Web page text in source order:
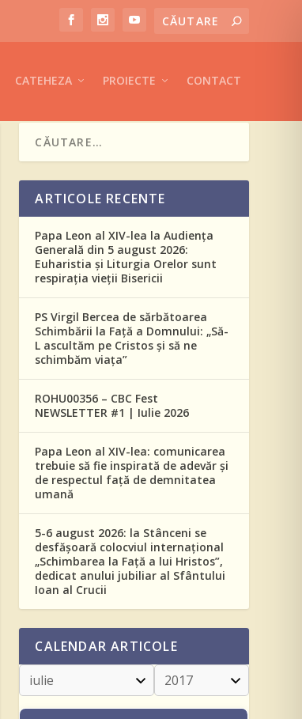
CATEHEZA PROIECTE CONTACT
ARTICOLE RECENTE
Papa Leon al XIV-lea la Audiența
Generală din 5 august 2026:
Euharistia și Liturgia Orelor sunt
respirația vieții Bisericii
PS Virgil Bercea de sărbătoarea
Schimbării la Față a Domnului: „Să-
L ascultăm pe Cristos și să ne
schimbăm viața”
ROHU00356 – CBC Fest
NEWSLETTER #1 | Iulie 2026
Papa Leon al XIV-lea: comunicarea
trebuie să fie inspirată de adevăr și
de respectul față de demnitatea
umană
5-6 august 2026: la Stânceni se
desfășoară colocviul internațional
„Schimbarea la Față a lui Hristos”,
dedicat anului jubiliar al Sfântului
Ioan al Crucii
CALENDAR ARTICOLE